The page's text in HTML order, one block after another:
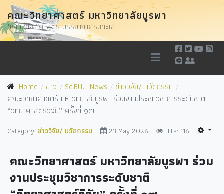
คณะวิทยาศาสตร์ มหาวิทยาลัยบูรพา
"เรียนวิทยาศาสตร์ บรรยากาศริมทะเล"
Home ข่าว SciBUU-News
ข่าววิจัย/ นวัตกรรม
คณะวิทยาศาสตร์ มหาวิทยาลัยบูรพา ร่วมงานประชุมวิชาการระดับชาติ
“วิทยาศาสตร์วิจัย” ครั้งที่ ๑๗
Category: ข่าววิจัย/ นวัตกรรม 23 May 2026 Hits: 116
คณะวิทยาศาสตร์ มหาวิทยาลัยบูรพา ร่วม
งานประชุมวิชาการระดับชาติ